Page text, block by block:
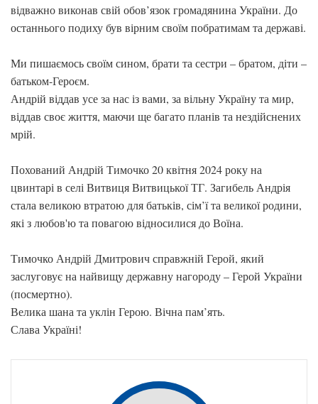
відважно виконав свій обов’язок громадянина України. До
останнього подиху був вірним своїм побратимам та державі.
Ми пишаємось своїм сином, брати та сестри – братом, діти –
батьком-Героєм.
Андрій віддав усе за нас із вами, за вільну Україну та мир,
віддав своє життя, маючи ще багато планів та нездійснених
мрій.
Похований Андрій Тимочко 20 квітня 2024 року на
цвинтарі в селі Витвиця Витвицької ТГ. Загибель Андрія
стала великою втратою для батьків, сім’ї та великої родини,
які з любов'ю та повагою відносилися до Воїна.
Тимочко Андрій Дмитрович справжній Герой, який
заслуговує на найвищу державну нагороду – Герой України
(посмертно).
Велика шана та уклін Герою. Вічна пам’ять.
Слава Україні!